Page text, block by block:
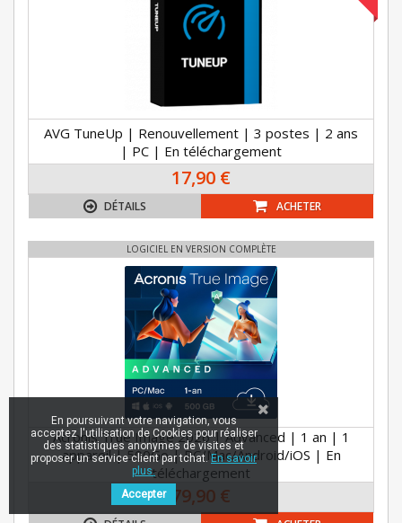
AVG TuneUp | Renouvellement | 3 postes | 2 ans
| PC | En téléchargement
17,90 €
DÉTAILS ACHETER
LOGICIEL EN VERSION COMPLÈTE
Acronis True Image 2026 | Advanced | 1 an | 1
appareil | 500Go | PC/Mac/Android/iOS | En
téléchargement
79,90 €
En poursuivant votre navigation, vous
acceptez l'utilisation de Cookies pour réaliser
des statistiques anonymes de visites et
proposer un service client par tchat.En savoir
plus.
Accepter